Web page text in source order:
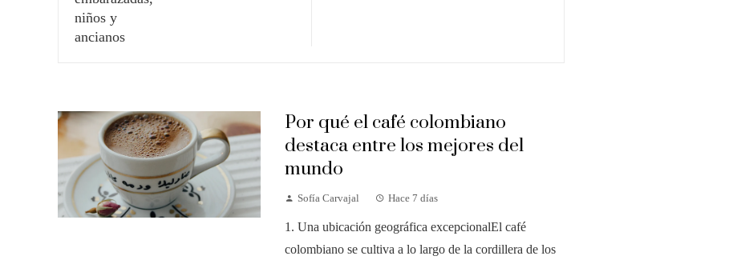
Por qué el café colombiano
destaca entre los mejores del
mundo
Sofía Carvajal Hace 7 días
1. Una ubicación geográfica excepcionalEl café
colombiano se cultiva a lo largo de la cordillera de los